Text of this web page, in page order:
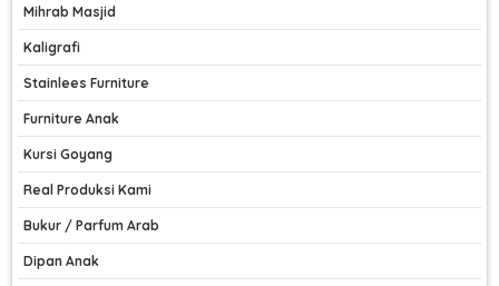
Mihrab Masjid
Kaligrafi
Stainlees Furniture
Furniture Anak
Kursi Goyang
Real Produksi Kami
Bukur / Parfum Arab
Dipan Anak